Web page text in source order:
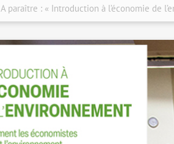
A paraître : « Introduction à l’économie de